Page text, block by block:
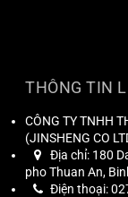
THÔNG TIN
CÔNG TY TNHH
(JINSHENG CO
Địa chỉ: 180
pho Thuan An,
Điện thoại: